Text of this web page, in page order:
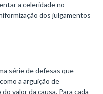
a celeridade no
dos julgamentos
série de defesas que
a arguição de
valor da causa. Para cada